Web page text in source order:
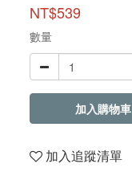
NT$539
數量
加入購物車
加入追蹤清單